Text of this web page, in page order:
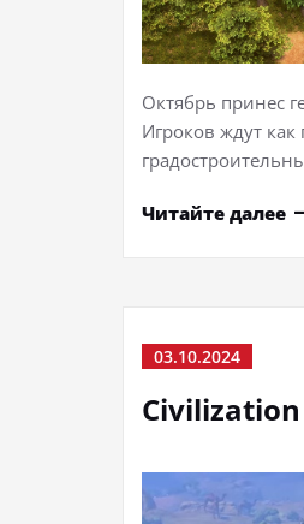
Октябрь принес
Игроков ждут
Читайте далее
03.10.2024